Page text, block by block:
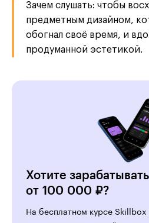
Зачем слушать: чтобы
предметным дизайном,
обогнал своё время, и
продуманной эстетикой.
Хотите
от 100 000 ₽?
На бесплатном курсе Skillbox